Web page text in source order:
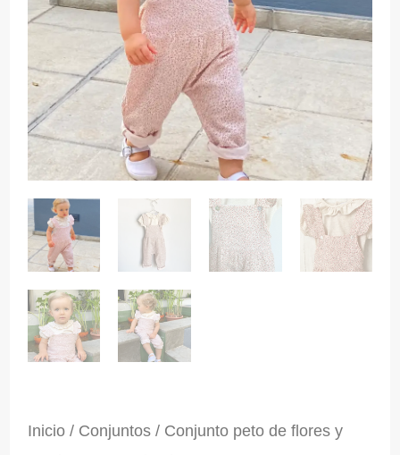
Inicio/ Conjuntos/ Conjunto peto de flores y